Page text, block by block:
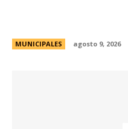
MUNICIPALES agosto 9, 2026